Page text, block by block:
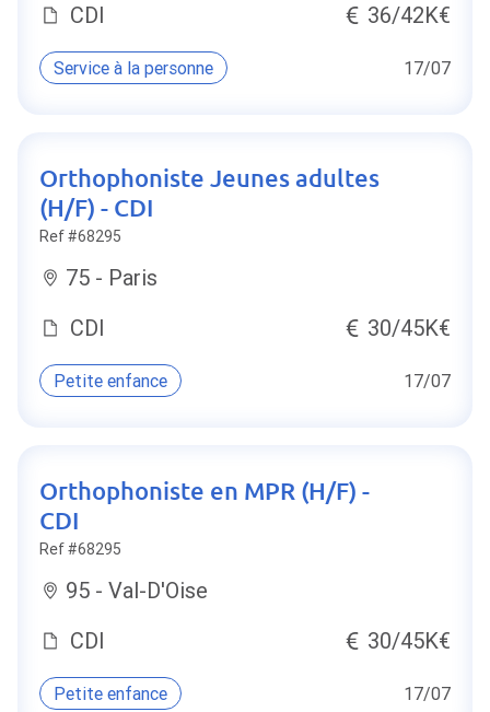
CDI
36/42K€
Service à la personne 17/07
Orthophoniste Jeunes adultes
(H/F) - CDI
Ref #68295
75 - Paris
CDI
30/45K€
Petite enfance 17/07
Orthophoniste en MPR (H/F) -
CDI
Ref #68295
95 - Val-D'Oise
CDI
30/45K€
Petite enfance 17/07